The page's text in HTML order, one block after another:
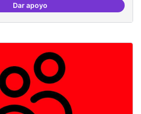
Dar apoyoCampanya de comunicació